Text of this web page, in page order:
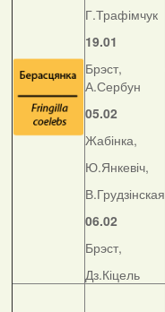
Г.Трафімчук
19.01
Брэст,
А.Сербун
05.02
Жабінка,
Ю.Янкевіч,
В.Грудзінская
06.02
Брэст,
Дз.Кіцель